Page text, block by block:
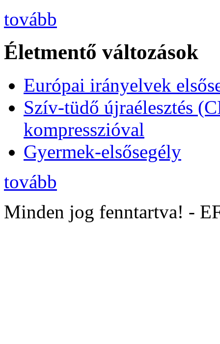
tovább
Életmentő változások
Európai irányelvek
Szív-tüdő újraélesztés
kompresszióval
Gyermek-elsősegély
tovább
Minden jog fenntartva! -